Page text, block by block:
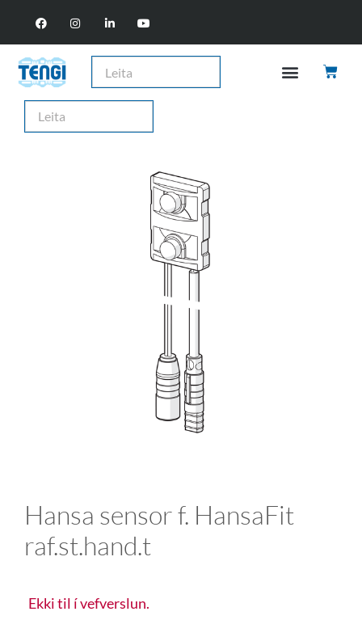
Hansa sensor f. HansaFit
raf.st.hand.t
Ekki til í vefverslun.